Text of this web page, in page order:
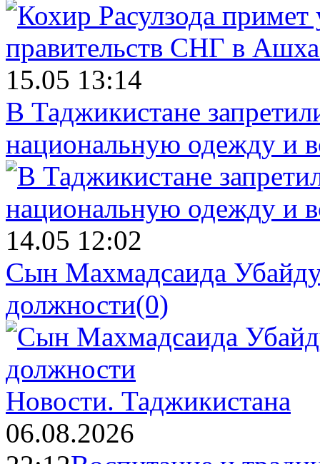
15.05 13:14
В Таджикистане
национальную одежду и
14.05 12:02
Сын Махмадсаида
должности(0)
Новости. Таджикистана
06.08.2026